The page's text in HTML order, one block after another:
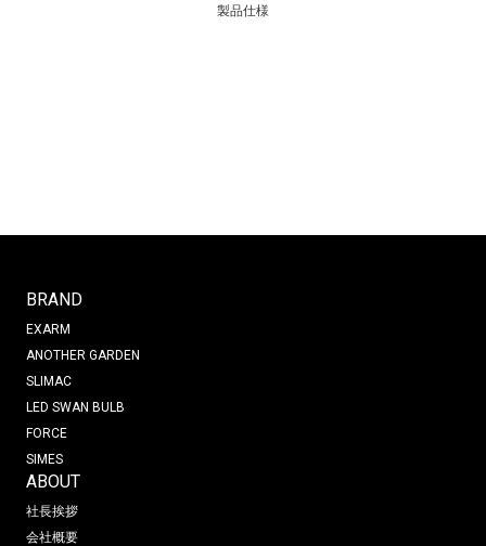
製品仕様
BRAND
EXARM
ANOTHER GARDEN
SLIMAC
LED SWAN BULB
FORCE
SIMES
ABOUT
社長挨拶
会社概要